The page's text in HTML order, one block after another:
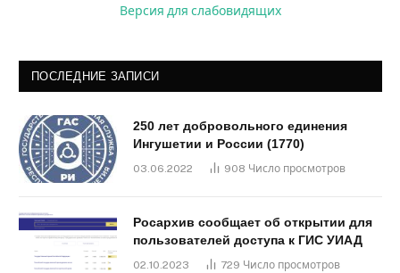
Версия для слабовидящих
ПОСЛЕДНИЕ ЗАПИСИ
250 лет добровольного единения
Ингушетии и России (1770)
03.06.2022 908 Число просмотров
Росархив сообщает об открытии для
пользователей доступа к ГИС УИАД
02.10.2023 729 Число просмотров